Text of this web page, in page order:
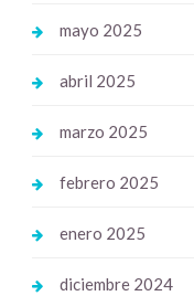
mayo 2025
abril 2025
marzo 2025
febrero 2025
enero 2025
diciembre 2024